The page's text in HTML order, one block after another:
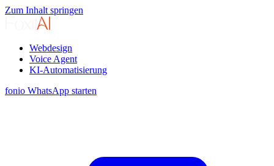
Zum Inhalt springen
Webdesign
Voice Agent
KI-Automatisierung
fonio WhatsApp starten